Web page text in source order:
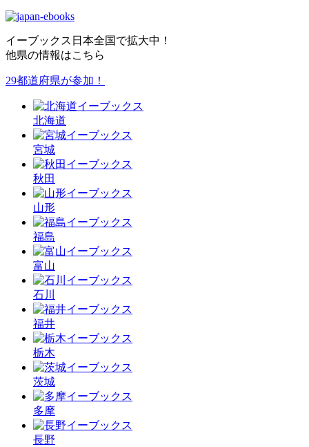
イーブックス日本全国で拡大中！
他県の情報はこちら
29都道府県が参加！
北海道
宮城
秋田
山形
福島
富山
石川
福井
栃木
茨城
多摩
長野